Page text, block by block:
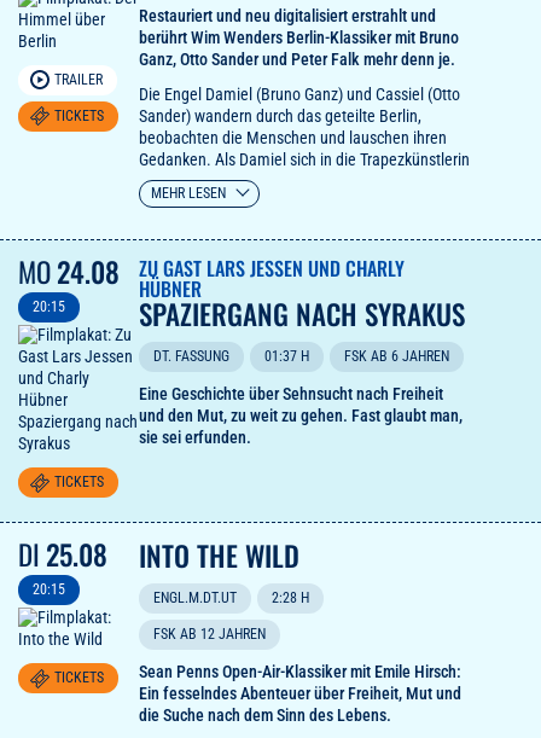
"Ein sommerlich leichter und sehr unterhaltsamer
Familienfilm aus der Schweiz, in dem es
vorrangig um den Kampf für ein Freibad geht,
gehören neben dem Mut zur Veränderung und
zum Widerstand auch neue Freundschaften und
kreative Energie. Ein Film wie ein Sprung vom
Dreimeterbrett: Mut sammeln, Luft holen und
dann mitten rein – ins Wasser wie ins Leben."
Gaby Sikorski, programmkino.de
TRAILER
TICKETS
Restauriert und neu digitalisiert erstrahlt und
berührt Wim Wenders Berlin-Klassiker mit Bruno
Ganz, Otto Sander und Peter Falk mehr denn je.
Die Engel Damiel (Bruno Ganz) und Cassiel (Otto
Sander) wandern durch das geteilte Berlin,
beobachten die Menschen und lauschen ihren
Gedanken. Als Damiel sich in die Trapezkünstlerin
Marion verliebt, erwächst in ihm das Verlangen,
selbst Mensch zu werden. Er gibt seine
Engeln vorenthalten bleibt: die irdische Existenz
und die sinnliche Erfahrung des Menschseins…
MEHR LESEN
MO24.08
20:15
TICKETS
ZU GAST LARS JESSEN UND CHARLY
HÜBNER
SPAZIERGANG NACH SYRAKUS
DT. FASSUNG 01:37 H FSK AB 6 JAHREN
Eine Geschichte über Sehnsucht nach Freiheit
und den Mut, zu weit zu gehen. Fast glaubt man,
sie sei erfunden.
DI 25.08
20:15
TICKETS
INTO THE WILD
ENGL.M.DT.UT 2:28 H
FSK AB 12 JAHREN
Sean Penns Open-Air-Klassiker mit Emile Hirsch:
Ein fesselndes Abenteuer über Freiheit, Mut und
die Suche nach dem Sinn des Lebens.